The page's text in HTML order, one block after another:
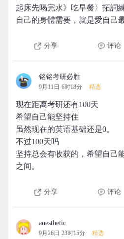
起床先喝完水》吃早餐〉拓詞
自己的身體需要，就是愛自己
分享 评论
铭铭考研必胜
9月11日 6时18分 精选
现在距离考研还有100天
希望自己能坚持住
虽然现在的英语基础还是0。
不过100天吗
坚持总会有收获的，希望自己
之间。
分享 评论
anesthetic
9月26日 23时15分 精选